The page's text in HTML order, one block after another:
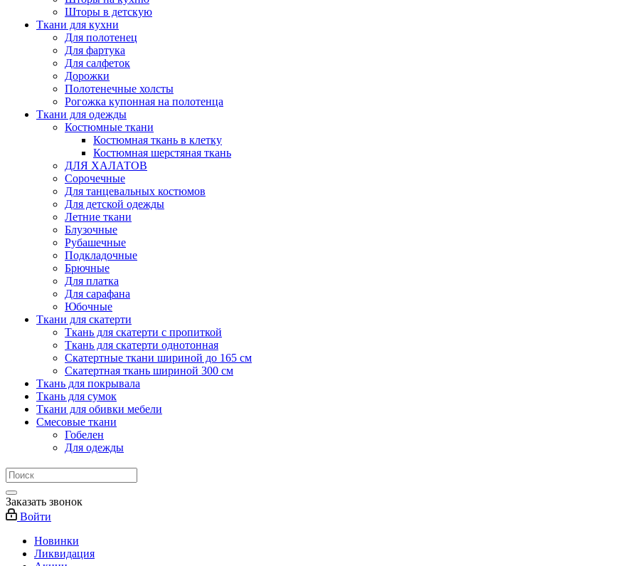
Шторы в детскую
Ткани для кухни
Для полотенец
Для фартука
Для салфеток
Дорожки
Полотенечные холсты
Рогожка купонная на полотенца
Ткани для одежды
Костюмные ткани
Костюмная ткань в клетку
Костюмная шерстяная ткань
ДЛЯ ХАЛАТОВ
Сорочечные
Для танцевальных костюмов
Для детской одежды
Летние ткани
Блузочные
Рубашечные
Подкладочные
Брючные
Для платка
Для сарафана
Юбочные
Ткани для скатерти
Ткань для скатерти с пропиткой
Ткань для скатерти однотонная
Скатертные ткани шириной до 165 см
Скатертная ткань шириной 300 см
Ткань для покрывала
Ткань для сумок
Ткани для обивки мебели
Смесовые ткани
Гобелен
Для одежды
Заказать звонок
Войти
Новинки
Ликвидация